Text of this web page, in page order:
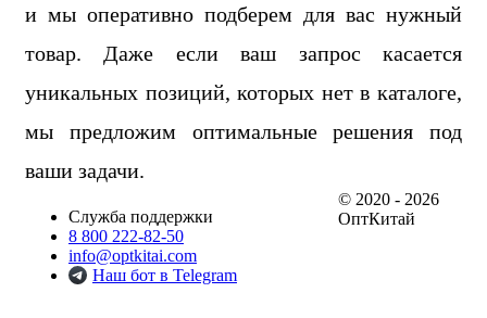
и мы оперативно подберем для вас нужный
товар. Даже если ваш запрос касается
уникальных позиций, которых нет в каталоге,
мы предложим оптимальные решения под
ваши задачи.
Служба поддержки
8 800 222-82-50
info@optkitai.com
Наш бот в Telegram
© 2020 - 2026
ОптКитай